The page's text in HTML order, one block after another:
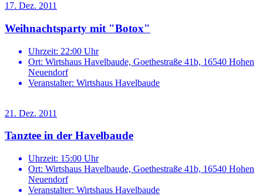
17. Dez. 2011
Weihnachtsparty mit "Botox"
Uhrzeit: 22:00 Uhr
Ort: Wirtshaus Havelbaude, Goethestraße 41b, 16540 Hohen
Neuendorf
Veranstalter: Wirtshaus Havelbaude
21. Dez. 2011
Tanztee in der Havelbaude
Uhrzeit: 15:00 Uhr
Ort: Wirtshaus Havelbaude, Goethestraße 41b, 16540 Hohen
Neuendorf
Veranstalter: Wirtshaus Havelbaude